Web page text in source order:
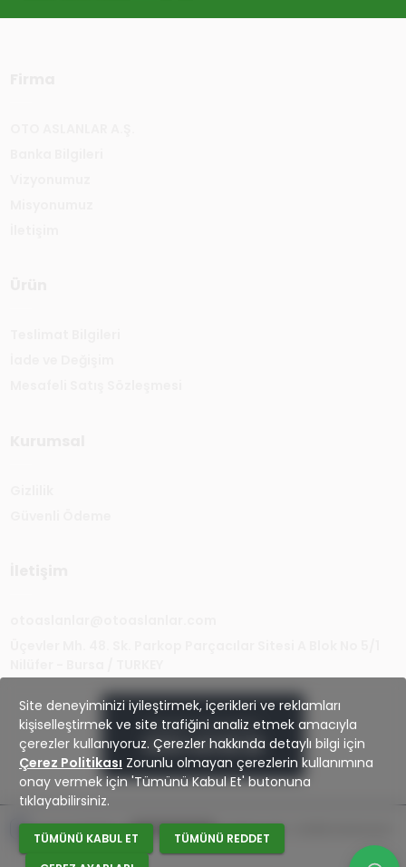
Müşteri Hizmetleri
0224 441 59 26
Çerez Politikası Çerez Tercihleri Hakkımızda
Banka hesapları
Site deneyiminizi iyileştirmek, içerikleri ve reklamları
kişiselleştirmek ve site trafiğini analiz etmek amacıyla
çerezler kullanıyoruz. Çerezler hakkında detaylı bilgi için
Çerez Politikası Zorunlu olmayan çerezlerin kullanımına
onay vermek için 'Tümünü Kabul Et' butonuna
tıklayabilirsiniz.
TÜMÜNÜ KABUL ET
TÜMÜNÜ REDDET